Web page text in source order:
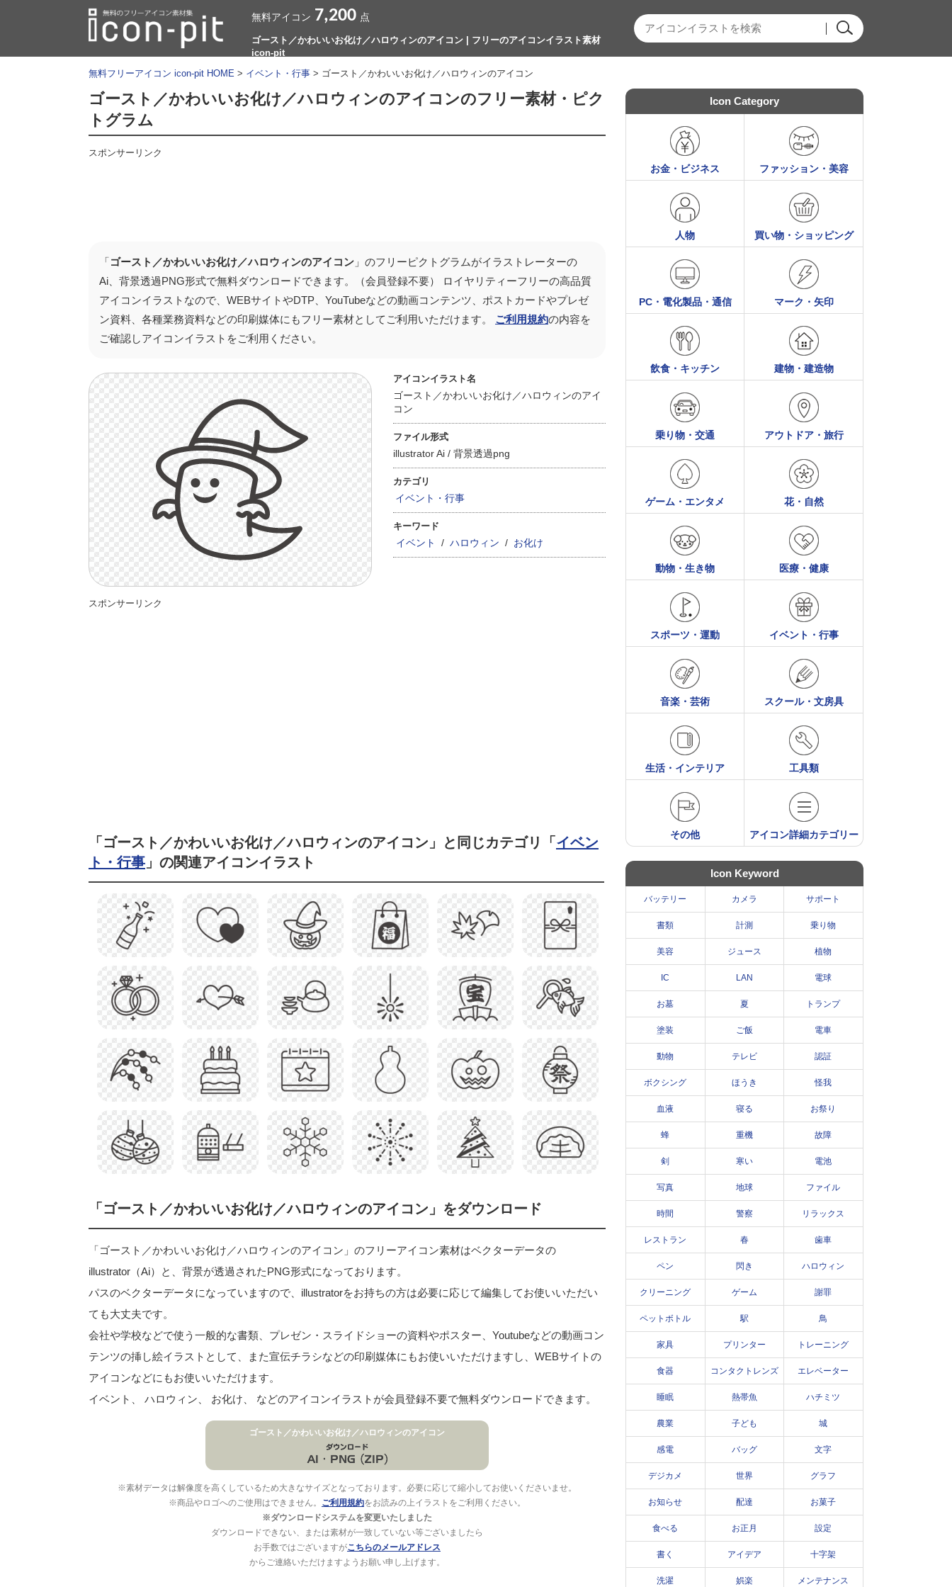
無料アイコン 7,200 点
ゴースト／かわいいお化け／ハロウィンのアイコン | フリーのアイコンイラスト素材
icon-pit
無料フリーアイコン icon-pit HOME > イベント・行事 > ゴースト／かわいいお化け／ハロウィンのアイコン
ゴースト／かわいいお化け／ハロウィンのアイコンのフリー素材・ピク
トグラム
スポンサーリンク
「ゴースト／かわいいお化け／ハロウィンのアイコン 」のフリーピクトグラムがイラストレーターの
Ai、背景透過PNG形式で無料ダウンロードできます。（会員登録不要） ロイヤリティーフリーの高品質
アイコンイラストなので、WEBサイトやDTP、YouTubeなどの動画コンテンツ、ポストカードやプレゼ
ン資料、各種業務資料などの印刷媒体にもフリー素材としてご利用いただけます。 ご利用規約の内容を
ご確認しアイコンイラストをご利用ください。
アイコンイラスト名
ゴースト／かわいいお化け／ハロウィンのアイ
コン
ファイル形式
illustrator Ai / 背景透過png
カテゴリ
イベント・行事
キーワード
イベント / ハロウィン / お化け
スポンサーリンク
「ゴースト／かわいいお化け／ハロウィンのアイコン」と同じカテゴリ「 イベン
ト・行事 」の関連アイコンイラスト
「ゴースト／かわいいお化け／ハロウィンのアイコン」をダウンロード
「ゴースト／かわいいお化け／ハロウィンのアイコン」のフリーアイコン素材はベクターデータの
illustrator（Ai）と、背景が透過されたPNG形式になっております。
パスのベクターデータになっていますので、illustratorをお持ちの方は必要に応じて編集してお使いいただい
ても大丈夫です。
会社や学校などで使う一般的な書類、プレゼン・スライドショーの資料やポスター、Youtubeなどの動画コン
テンツの挿し絵イラストとして、また宣伝チラシなどの印刷媒体にもお使いいただけますし、WEBサイトの
アイコンなどにもお使いいただけます。
イベント、 ハロウィン、 お化け、 などのアイコンイラストが会員登録不要で無料ダウンロードできます。
ゴースト／かわいいお化け／ハロウィンのアイコン
※素材データは解像度を高くしているため大きなサイズとなっております。必要に応じて縮小してお使いくださいませ。
※商品やロゴへのご使用はできません。 ご利用規約をお読みの上イラストをご利用ください。
※ダウンロードシステムを変更いたしました
ダウンロードできない、または素材が一致していない等ございましたら
お手数ではございますがこちらのメールアドレス
からご連絡いただけますようお願い申し上げます。
Icon Category
お金・ビジネス ファッション・美容
人物 買い物・ショッピング
PC・電化製品・通信 マーク・矢印
飲食・キッチン 建物・建造物
乗り物・交通 アウトドア・旅行
ゲーム・エンタメ 花・自然
動物・生き物 医療・健康
スポーツ・運動 イベント・行事
音楽・芸術 スクール・文房具
生活・インテリア 工具類
その他 アイコン詳細カテゴリー
Icon Keyword
バッテリー カメラ サポート
書類 計測 乗り物
美容 ジュース 植物
IC LAN 電球
お墓 夏 トランプ
塗装 ご飯 電車
動物 テレビ 認証
ボクシング ほうき 怪我
血液 寝る お祭り
蜂 重機 故障
剣 寒い 電池
写真 地球 ファイル
時間 警察 リラックス
レストラン 春 歯車
ペン 閃き ハロウィン
クリーニング ゲーム 謝罪
ペットボトル 駅 鳥
家具 プリンター トレーニング
食器 コンタクトレンズ エレベーター
睡眠 熱帯魚 ハチミツ
農業 子ども 城
感電 バッグ 文字
デジカメ 世界 グラフ
お知らせ 配達 お菓子
食べる お正月 設定
書く アイデア 十字架
洗濯 娯楽 メンテナンス